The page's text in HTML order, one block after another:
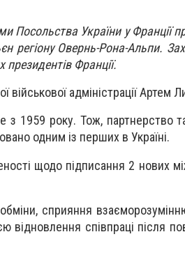
Посольства України у Франції
регіону Овернь-Рона-Альпи.
Франції.
адміністрації Артем
1959 року. Тож, партнерство
одним із перших в Україні.
щодо підписання 2 нових
сприяння
відновлення співпраці після